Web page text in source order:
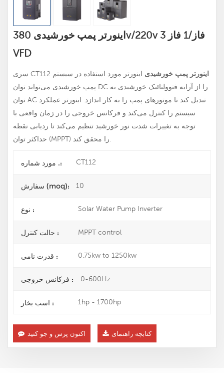
اینورتر پمپ خورشیدی 380v/220v 3 فاز/1 فاز
VFD
سری CT112 اینورتر پمپ خورشیدی اینورتر مورد استفاده در سیستم
پمپ خورشیدی می‌تواند توان DC را از آرایه فتوولتائیک خورشیدی به
توان AC تبدیل کند تا موتورهای پمپ را به کار اندازد. اینورتر عملکرد
سیستم را کنترل می‌کند و فرکانس خروجی را در زمان واقعی با
توجه به تغییرات شدت نور خورشید تنظیم می‌کند تا ردیابی نقطه
حداکثر توان (MPPT) را محقق کند.
مورد شماره .: CT112
سفارش (moq): 10
نوع : Solar Water Pump Inverter
حالت کنترل : MPPT control
قدرت نامی : 0.75kw to 1250kw
فرکانس خروجی : 0-600Hz
اسب بخار : 1hp - 1700hp
اکنون پرس و جو کنید کتابچه راهنمای